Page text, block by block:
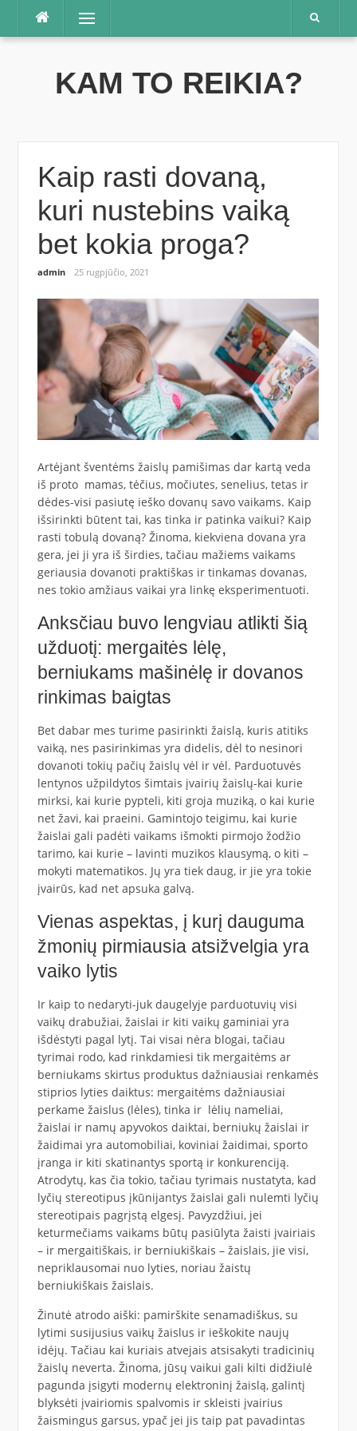
Praleisti
Meniu
KAM TO REIKIA?
Kaip rasti dovaną,
kuri nustebins vaiką
bet kokia proga?
admin 25 rugpjūčio, 2021
Artėjant šventėms žaislų pamišimas dar kartą veda
iš proto mamas, tėčius, močiutes, senelius, tetas ir
dėdes-visi pasiutę ieško dovanų savo vaikams. Kaip
išsirinkti būtent tai, kas tinka ir patinka vaikui? Kaip
rasti tobulą dovaną? Žinoma, kiekviena dovana yra
gera, jei ji yra iš širdies, tačiau mažiems vaikams
geriausia dovanoti praktiškas ir tinkamas dovanas,
nes tokio amžiaus vaikai yra linkę eksperimentuoti.
Anksčiau buvo lengviau atlikti šią
užduotį: mergaitės lėlę,
berniukams mašinėlę ir dovanos
rinkimas baigtas
Bet dabar mes turime pasirinkti žaislą, kuris atitiks
vaiką, nes pasirinkimas yra didelis, dėl to nesinori
dovanoti tokių pačių žaislų vėl ir vėl. Parduotuvės
lentynos užpildytos šimtais įvairių žaislų-kai kurie
mirksi, kai kurie pypteli, kiti groja muziką, o kai kurie
net žavi, kai praeini. Gamintojo teigimu, kai kurie
žaislai gali padėti vaikams išmokti pirmojo žodžio
tarimo, kai kurie – lavinti muzikos klausymą, o kiti –
mokyti matematikos. Jų yra tiek daug, ir jie yra tokie
įvairūs, kad net apsuka galvą.
Vienas aspektas, į kurį dauguma
žmonių pirmiausia atsižvelgia yra
vaiko lytis
Ir kaip to nedaryti-juk daugelyje parduotuvių visi
vaikų drabužiai, žaislai ir kiti vaikų gaminiai yra
išdėstyti pagal lytį. Tai visai nėra blogai, tačiau
tyrimai rodo, kad rinkdamiesi tik mergaitėms ar
berniukams skirtus produktus dažniausiai renkamės
stiprios lyties daiktus: mergaitėms dažniausiai
perkame žaislus (lėles), tinka ir lėlių nameliai,
žaislai ir namų apyvokos daiktai, berniukų žaislai ir
žaidimai yra automobiliai, koviniai žaidimai, sporto
įranga ir kiti skatinantys sportą ir konkurenciją.
Atrodytų, kas čia tokio, tačiau tyrimais nustatyta, kad
lyčių stereotipus įkūnijantys žaislai gali nulemti lyčių
stereotipais pagrįstą elgesį. Pavyzdžiui, jei
keturmečiams vaikams būtų pasiūlyta žaisti įvairiais
– ir mergaitiškais, ir berniukiškais – žaislais, jie visi,
nepriklausomai nuo lyties, noriau žaistų
berniukiškais žaislais.
Žinutė atrodo aiški: pamirškite senamadiškus, su
lytimi susijusius vaikų žaislus ir ieškokite naujų
idėjų. Tačiau kai kuriais atvejais atsisakyti tradicinių
žaislų neverta. Žinoma, jūsų vaikui gali kilti didžiulė
pagunda įsigyti modernų elektroninį žaislą, galintį
blyksėti įvairiomis spalvomis ir skleisti įvairius
žaismingus garsus, ypač jei jis taip pat pavadintas